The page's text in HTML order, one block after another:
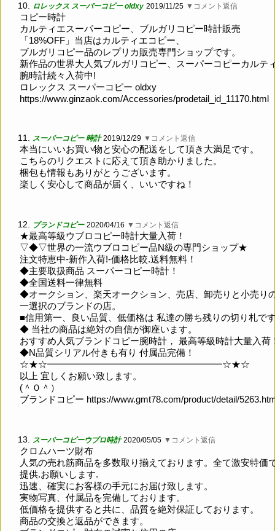
10. ロレックス スーパーコピー oldxy 2019/11/25 ▼コメント返信
コピー時計
カルティエスーパーコピー、ブルガリコピー時計販売
「18%OFF」当店はカルティエコピー、
ブルガリコピー品のレプリカ販売専門ショップです。
新作品の世界大人気ブルガリコピー、スーパーコピーカルテ
腕時計続々入荷中!
ロレックス スーパーコピー oldxy
https://www.ginzaok.com/Accessories/prodetail_id_11170.html
11. スーパーコピー 時計 2019/12/29 ▼コメント返信
本当にいいお買い物と安心の配送をして頂き大満足です。
こちらのリクエストに応えて頂き助かりました。
梱包も情報もありがとうございます。
楽しく安心して商品が届く、いいですね！
12. ブランドコピー 2020/04/16 ▼コメント返信
★最高等級ウブロコピー時計大量入荷！
▽◆▽世界の一流ウブロコピー品N級の専門ショップ★
注文特恵中-新作入荷!-価格比較.送料無料！
◆主要取扱商品 スーパーコピー時計！
◆全国送料一律無料
◆オークション、楽天オークション、売店、卸売りと小売り
一選択のブランドの店。
■信用第一、良い品質、低価格は 私達の勝ち残りの切り札で
◆ 当社の商品は絶対の自信が御座います。
おすすめ人気ブランドコピー腕時計， 最高等級時計大量入荷
◆N品質シリアル付きも有り 付属品完備！
☆★☆━━━━━━━━━━━━━━━━━━━☆★☆
以上 宜しくお願い致します。
(＾０＾）
ブランドコピー https://www.gmt78.com/product/detail/
13. スーパーコピーウブロ時計 2020/05/05 ▼コメント返信
クロムハーツ財布
人気の売れ筋商品を多数取り揃えております。全て激安特価
提供.お願いします.
迅速、確実にお客様の手元にお届け致します。
実物写真、付属品を完備しております。
低価格を提供すると共に、品質を絶対保証しております。
商品の交換と返品ができます。